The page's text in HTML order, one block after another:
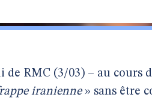
de RMC (3/03) – au cours
iranienne» sans être